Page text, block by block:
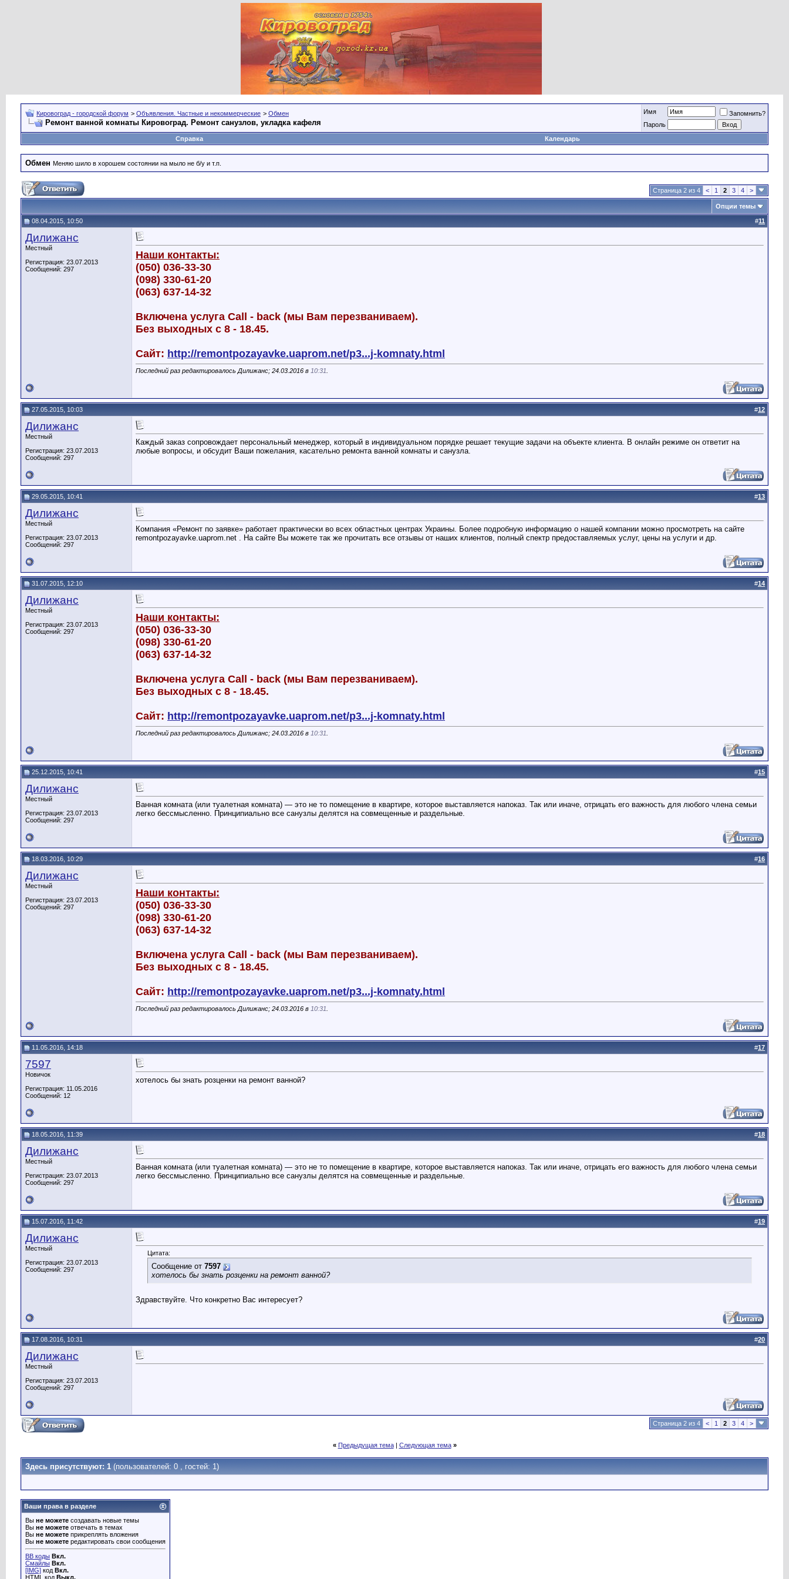
Кировоград - городской форум > Объявления. Частные и некоммерческие > Обмен
Ремонт ванной комнаты Кировоград. Ремонт санузлов, укладка кафеля
Имя
Запомнить?
Пароль
Справка
Календарь
Обмен Меняю шило в хорошем состоянии на мыло не б/у и т.п.
Страница 2 из 4 < 1 2 3 4 >
Опции темы
08.04.2015, 10:50 #11
Дилижанс
Местный
Регистрация: 23.07.2013
Сообщений: 297
Наши контакты:
(050) 036-33-30
(098) 330-61-20
(063) 637-14-32
Включена услуга Call - back (мы Вам перезваниваем).
Без выходных с 8 - 18.45.
Сайт: http://remontpozayavke.uaprom.net/p3...j-komnaty.html
Последний раз редактировалось Дилижанс; 24.03.2016 в 10:31
27.05.2015, 10:03 #12
Дилижанс
Местный
Регистрация: 23.07.2013
Сообщений: 297
Каждый заказ сопровождает персональный менеджер, который в индивидуальном порядке решает текущие задачи на объекте клиента. В онлайн режиме он ответит на
любые вопросы, и обсудит Ваши пожелания, касательно ремонта ванной комнаты и санузла.
29.05.2015, 10:41 #13
Дилижанс
Местный
Регистрация: 23.07.2013
Сообщений: 297
Компания «Ремонт по заявке» работает практически во всех областных центрах Украины. Более подробную информацию о нашей компании можно просмотреть на сайте
remontpozayavke.uaprom.net . На сайте Вы можете так же прочитать все отзывы от наших клиентов, полный спектр предоставляемых услуг, цены на услуги и др.
31.07.2015, 12:10 #14
Дилижанс
Местный
Регистрация: 23.07.2013
Сообщений: 297
Наши контакты:
(050) 036-33-30
(098) 330-61-20
(063) 637-14-32
Включена услуга Call - back (мы Вам перезваниваем).
Без выходных с 8 - 18.45.
Сайт: http://remontpozayavke.uaprom.net/p3...j-komnaty.html
Последний раз редактировалось Дилижанс; 24.03.2016 в 10:31
25.12.2015, 10:41 #15
Дилижанс
Местный
Регистрация: 23.07.2013
Сообщений: 297
Ванная комната (или туалетная комната) — это не то помещение в квартире, которое выставляется напоказ. Так или иначе, отрицать его важность для любого члена семьи
легко бессмысленно. Принципиально все санузлы делятся на совмещенные и раздельные.
18.03.2016, 10:29 #16
Дилижанс
Местный
Регистрация: 23.07.2013
Сообщений: 297
Наши контакты:
(050) 036-33-30
(098) 330-61-20
(063) 637-14-32
Включена услуга Call - back (мы Вам перезваниваем).
Без выходных с 8 - 18.45.
Сайт: http://remontpozayavke.uaprom.net/p3...j-komnaty.html
Последний раз редактировалось Дилижанс; 24.03.2016 в 10:31
11.05.2016, 14:18 #17
7597
Новичок
Регистрация: 11.05.2016
Сообщений: 12
хотелось бы знать розценки на ремонт ванной?
18.05.2016, 11:39 #18
Дилижанс
Местный
Регистрация: 23.07.2013
Сообщений: 297
Ванная комната (или туалетная комната) — это не то помещение в квартире, которое выставляется напоказ. Так или иначе, отрицать его важность для любого члена семьи
легко бессмысленно. Принципиально все санузлы делятся на совмещенные и раздельные.
15.07.2016, 11:42 #19
Дилижанс
Местный
Регистрация: 23.07.2013
Сообщений: 297
Цитата:
Сообщение от 7597
хотелось бы знать розценки на ремонт ванной?
Здравствуйте. Что конкретно Вас интересует?
17.08.2016, 10:31 #20
Дилижанс
Местный
Регистрация: 23.07.2013
Сообщений: 297
Страница 2 из 4 < 1 2 3 4 >
« Предыдущая тема| Следующая тема »
Здесь присутствуют: 1 (пользователей: 0 , гостей: 1)
Ваши права в разделе
Вы не можете создавать новые темы
Вы не можете отвечать в темах
Вы не можете прикреплять вложения
Вы не можете редактировать свои сообщения
BB коды Вкл.
Смайлы Вкл.
[IMG] код Вкл.
HTML код Выкл.